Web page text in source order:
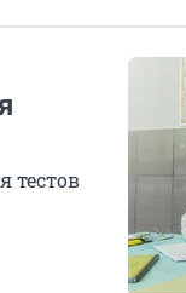
тестов